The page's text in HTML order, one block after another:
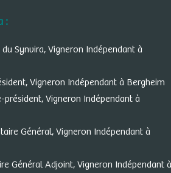
:
Synvira, Vigneron Indépendant à
Vigneron Indépendant à Bergheim
président, Vigneron Indépendant à
Général, Vigneron Indépendant à
Général Adjoint, Vigneron Indépendant à